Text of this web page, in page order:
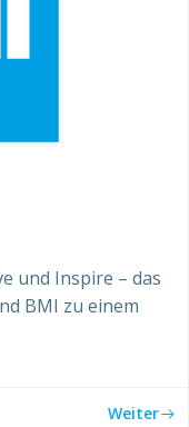
und Inspire – das
BMI zu einem
Weiter